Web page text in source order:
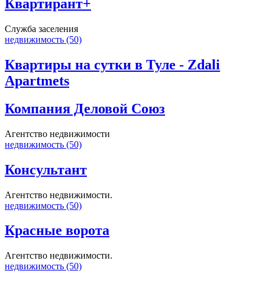
Квартирант+
Служба заселения
недвижимость (50)
Квартиры на сутки в Туле - Zdali
Apartmets
Компания Деловой Союз
Агентство недвижимости
недвижимость (50)
Консультант
Агентство недвижимости.
недвижимость (50)
Красные ворота
Агентство недвижимости.
недвижимость (50)